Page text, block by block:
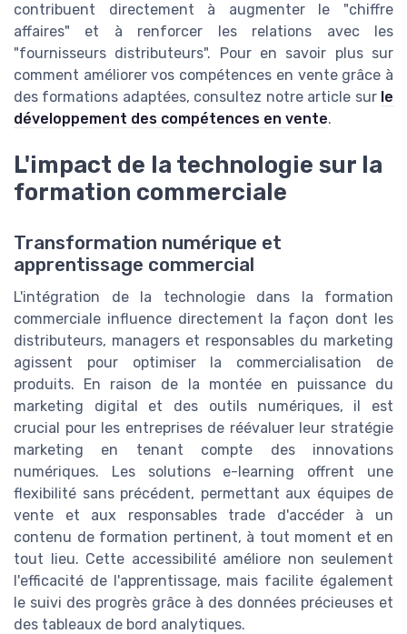
contribuent directement à augmenter le "chiffre
affaires" et à renforcer les relations avec les
"fournisseurs distributeurs". Pour en savoir plus sur
comment améliorer vos compétences en vente grâce à
des formations adaptées, consultez notre article sur le
développement des compétences en vente.
L'impact de la technologie sur la
formation commerciale
Transformation numérique et
apprentissage commercial
L'intégration de la technologie dans la formation
commerciale influence directement la façon dont les
distributeurs, managers et responsables du marketing
agissent pour optimiser la commercialisation de
produits. En raison de la montée en puissance du
marketing digital et des outils numériques, il est
crucial pour les entreprises de réévaluer leur stratégie
marketing en tenant compte des innovations
numériques. Les solutions e-learning offrent une
flexibilité sans précédent, permettant aux équipes de
vente et aux responsables trade d'accéder à un
contenu de formation pertinent, à tout moment et en
tout lieu. Cette accessibilité améliore non seulement
l'efficacité de l'apprentissage, mais facilite également
le suivi des progrès grâce à des données précieuses et
des tableaux de bord analytiques.